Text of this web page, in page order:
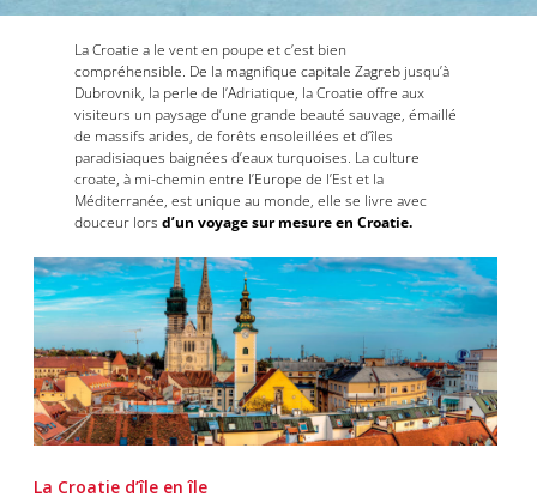
La Croatie a le vent en poupe et c’est bien
compréhensible. De la magnifique capitale Zagreb jusqu’à
Dubrovnik, la perle de l’Adriatique, la Croatie offre aux
visiteurs un paysage d’une grande beauté sauvage, émaillé
de massifs arides, de forêts ensoleillées et d’îles
paradisiaques baignées d’eaux turquoises. La culture
croate, à mi-chemin entre l’Europe de l’Est et la
Méditerranée, est unique au monde, elle se livre avec
douceur lorsd’un voyage sur mesure en Croatie.
La Croatie d’île en île